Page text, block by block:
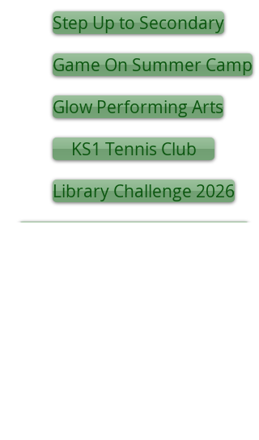
Step Up to Secondary
Game On Summer Camp
Glow Performing Arts
KS1 Tennis Club
Library Challenge 2026